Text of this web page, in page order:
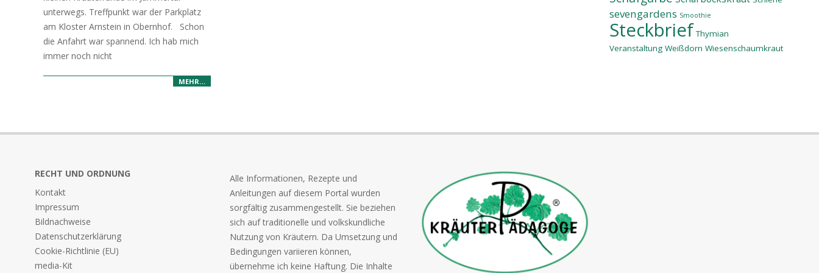
unterwegs. Treffpunkt war der Parkplatz
am Kloster Arnstein in Obernhof. Schon
die Anfahrt war spannend. Ich hab mich
immer noch nicht
MEHR…
sevengardens Smoothie
Steckbrief Thymian
Veranstaltung Weißdorn Wiesenschaumkraut
RECHT UND ORDNUNG
Kontakt
Impressum
Bildnachweise
Datenschutzerklärung
Cookie-Richtlinie (EU)
media-Kit
Alle Informationen, Rezepte und
Anleitungen auf diesem Portal wurden
sorgfältig zusammengestellt. Sie beziehen
sich auf traditionelle und volkskundliche
Nutzung von Kräutern. Da Umsetzung und
Bedingungen variieren können,
übernehme ich keine Haftung. Die Inhalte